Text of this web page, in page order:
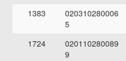
1383
020310280006
5
1724
020110280089
9